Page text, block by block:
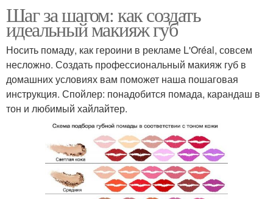
Шаг за шагом: как создать
идеальный макияж губ
Носить помаду, как героини в рекламе L'Oréal, совсем
несложно. Создать профессиональный макияж губ в
домашних условиях вам поможет наша пошаговая
инструкция. Спойлер: понадобится помада, карандаш в
тон и любимый хайлайтер.